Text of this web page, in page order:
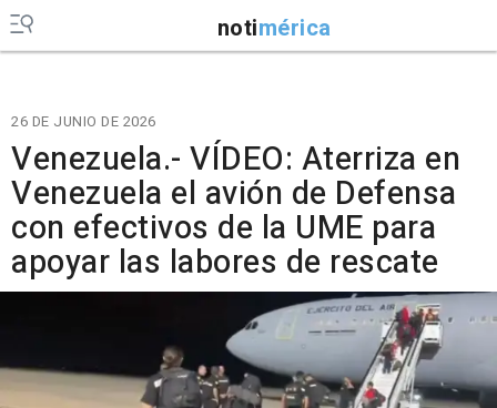
notimérica
26 DE JUNIO DE 2026
Venezuela.- VÍDEO: Aterriza en
Venezuela el avión de Defensa
con efectivos de la UME para
apoyar las labores de rescate